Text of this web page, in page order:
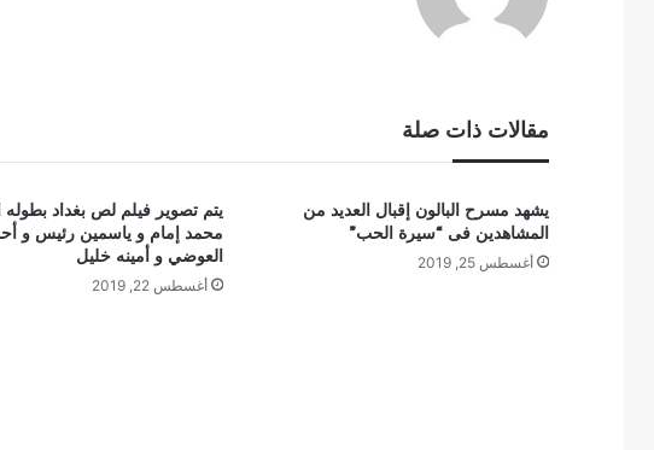
مقالات ذات صلة
يشهد مسرح البالون إقبال العديد من
المشاهدين فى “سيرة الحب”
أغسطس 25, 2019
يتم تصوير فيلم لص بغداد بطوله
محمد إمام و ياسمين رئيس و
العوضي و أمينه خليل
أغسطس 22, 2019